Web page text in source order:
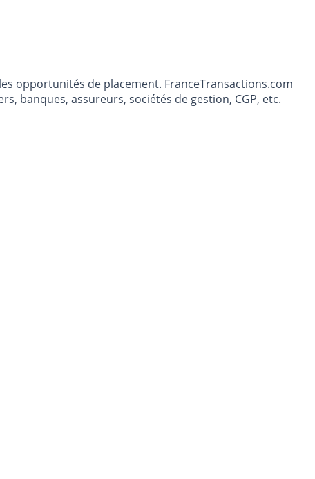
opportunités de placement. FranceTransactions.com
banques, assureurs, sociétés de gestion, CGP, etc.